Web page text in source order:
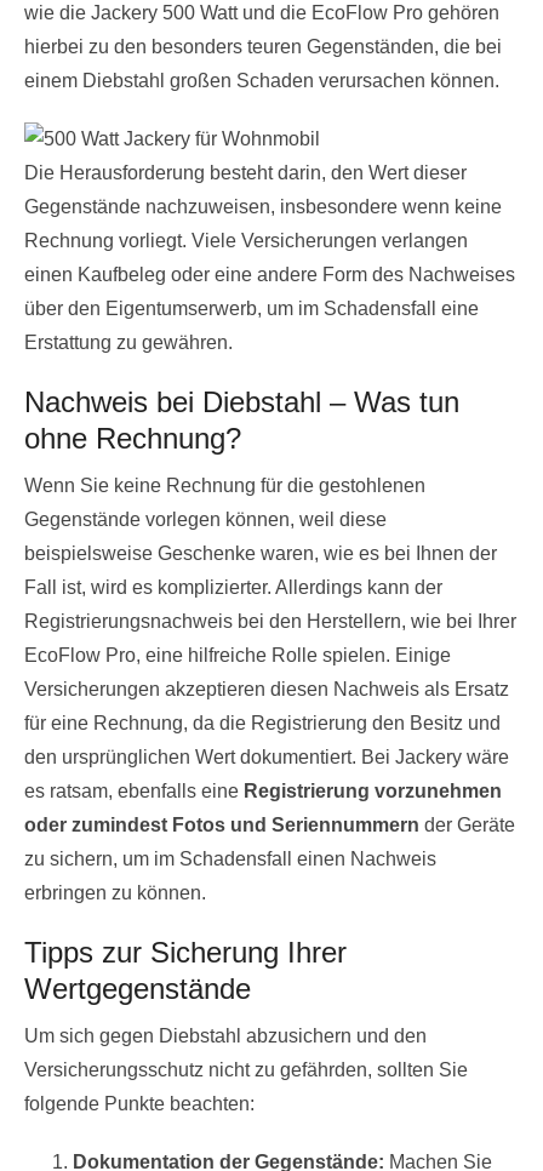
wie die Jackery 500 Watt und die EcoFlow Pro gehören
hierbei zu den besonders teuren Gegenständen, die bei
einem Diebstahl großen Schaden verursachen können.
Die Herausforderung besteht darin, den Wert dieser
Gegenstände nachzuweisen, insbesondere wenn keine
Rechnung vorliegt. Viele Versicherungen verlangen
einen Kaufbeleg oder eine andere Form des Nachweises
über den Eigentumserwerb, um im Schadensfall eine
Erstattung zu gewähren.
Nachweis bei Diebstahl – Was tun
ohne Rechnung?
Wenn Sie keine Rechnung für die gestohlenen
Gegenstände vorlegen können, weil diese
beispielsweise Geschenke waren, wie es bei Ihnen der
Fall ist, wird es komplizierter. Allerdings kann der
Registrierungsnachweis bei den Herstellern, wie bei Ihrer
EcoFlow Pro, eine hilfreiche Rolle spielen. Einige
Versicherungen akzeptieren diesen Nachweis als Ersatz
für eine Rechnung, da die Registrierung den Besitz und
den ursprünglichen Wert dokumentiert. Bei Jackery wäre
es ratsam, ebenfalls eine Registrierung vorzunehmen
oder zumindest Fotos und Seriennummern der Geräte
zu sichern, um im Schadensfall einen Nachweis
erbringen zu können.
Tipps zur Sicherung Ihrer
Wertgegenstände
Um sich gegen Diebstahl abzusichern und den
Versicherungsschutz nicht zu gefährden, sollten Sie
folgende Punkte beachten:
Dokumentation der Gegenstände: Machen Sie